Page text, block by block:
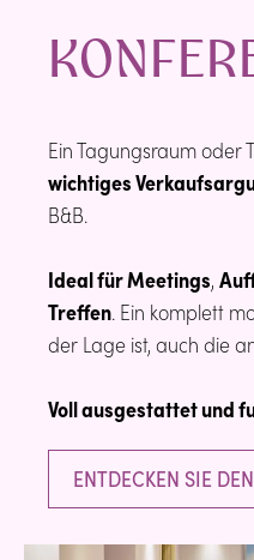
Ein Tagungsraum oder
wichtiges
B&B.
Ideal für Meetings,
Treffen. Ein komplett
der Lage ist, auch die
Voll ausgestattet und
ENTDECKEN SIE